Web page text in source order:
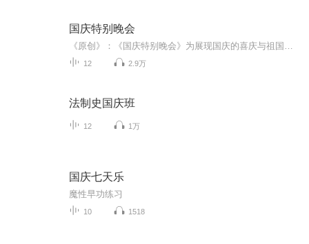
国庆特别晚会
12 2.9万
法制史国庆班
12 1万
国庆七天乐
魔性早功练习
10 1518